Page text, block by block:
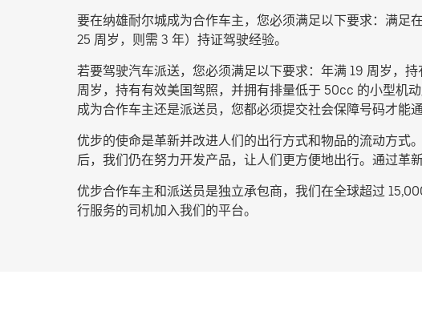
要在纳雄耐尔城成为合作车主，您必须满足以下要求：满足
25 周岁，则需 3 年）持证驾驶经验。
若要驾驶汽车派送，您必须满足以下要求：年满 19 周岁，
周岁，持有有效美国驾照，并拥有排量低于 50cc 的小型机
成为合作车主还是派送员，您都必须提交社会保障号码才能通
优步的使命是革新并改进人们的出行方式和物品的流动方式
后，我们仍在努力开发产品，让人们更方便地出行。通过革
优步合作车主和派送员是独立承包商，我们在全球超过
行服务的司机加入我们的平台。